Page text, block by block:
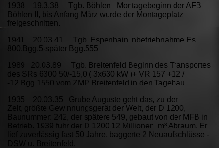
1938 19.3.38 Tgb. Böhlen Montagebeginn der AFB
Böhlen II, bis Anfang März wurde der Montageplatz
freigeschnitten.
1941. 20.03.41 Tgb. Espenhain Inbetriebnahme Es
800,Bgg.5-später Bgg.555
1989 20.03.89 Tgb. Breitenfeld Beginn des Transportes
des SRs 6300 50/-15,0 ( 3x630 kW )+ VR 157 +12 /
-12,Bgg.1550 vom ZMP Breitenfeld in den Tagebau.
1935 20.03.35 Grube Auguste geht das, zu der
Zeit, größte Gewinnungsgerät der Welt, der D 1200,
Baunummer: 242, der spätere 549, gebaut von der MFB in
Betrieb. 1939 fuhr der D 1200 12 Millionen m³ Abraum. Er
lief zuverlässig fast 50 Jahre, baggerte 2 Neuaufschlüsse -
DSW u. Breitenfeld.